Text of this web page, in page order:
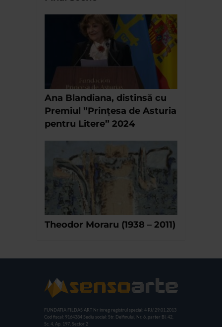
Ana Blandiana, distinsă cu
Premiul ”Prințesa de Asturia
pentru Litere” 2024
Theodor Moraru (1938 – 2011)
FUNDATIA FILDAS ART Nr inreg registrul special: 4 PJ/ 29.01.2013
Cod fiscal: 9164384 Sediu social: Str. Delfinului, Nr. 6, parter Bl. 42,
Sc. 4, Ap. 197, Sector 2